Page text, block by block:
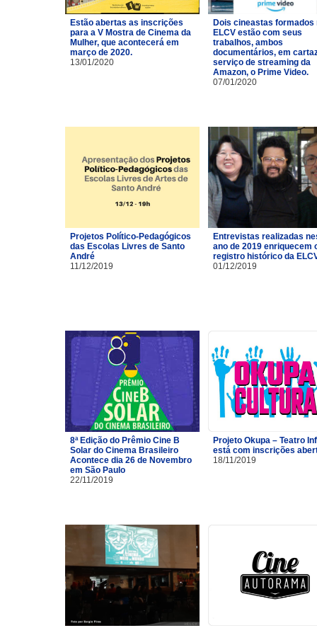
Estão abertas as inscrições
para a V Mostra de Cinema da
Mulher, que acontecerá em
março de 2020.
13/01/2020
Dois cineastas formados
ELCV estão com seus
trabalhos, ambos
documentários, em
serviço de streaming da
Amazon, o Prime Video.
07/01/2020
Projetos Político-Pedagógicos
das Escolas Livres de Santo
André
11/12/2019
Entrevistas realizadas
ano de 2019 enriquecem
registro histórico da
01/12/2019
8ª Edição do Prêmio Cine B
Solar do Cinema Brasileiro
Acontece dia 26 de Novembro
em São Paulo
22/11/2019
Projeto Okupa – Teatro
está com inscrições
18/11/2019